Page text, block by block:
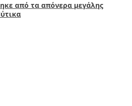
από τα απόνερα μεγάλης